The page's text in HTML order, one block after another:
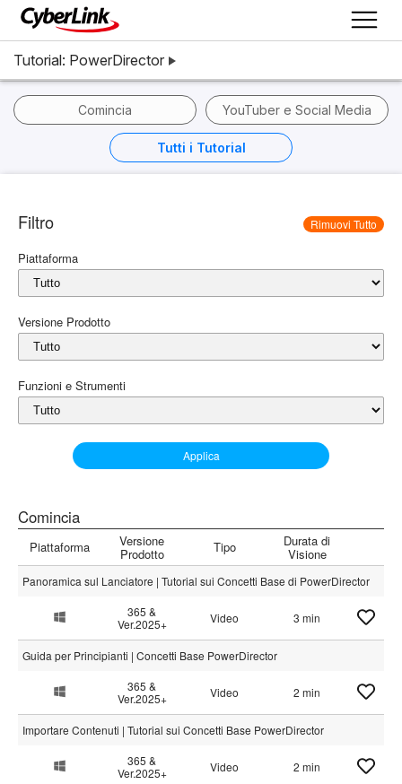
Tutorial: PowerDirector
Comincia YouTuber e Social Media
Tutti i Tutorial
Filtro Rimuovi Tutto
Piattaforma
Versione Prodotto
Funzioni e Strumenti
Applica
Comincia
Piattaforma Versione
Prodotto Tipo Durata di
Visione
Panoramica sul Lanciatore | Tutorial sui Concetti Base di PowerDirector
365 &
Ver.2025+
Video 3 min
Guida per Principianti | Concetti Base PowerDirector
365 &
Ver.2025+
Video 2 min
Importare Contenuti | Tutorial sui Concetti Base PowerDirector
365 &
Ver.2025+
Video 2 min